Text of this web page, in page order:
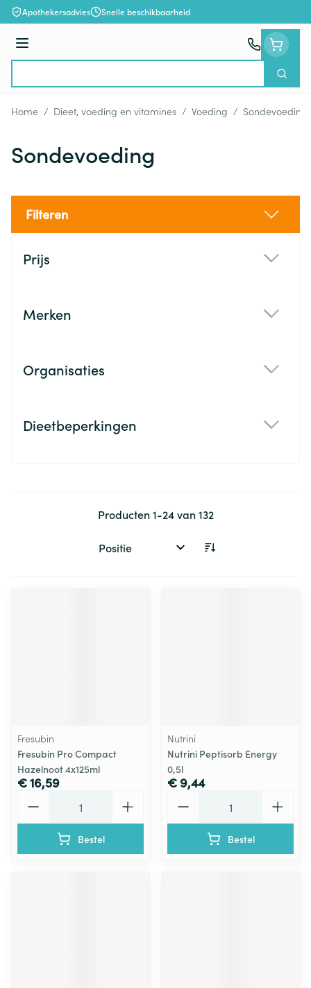
Ga naar de inhoud
Apothekersadvies Snelle beschikbaarheid
Menu
Zoek
Home / Dieet, voeding en vitamines / Voeding / Sondevoeding
Sondevoeding
Filteren
Prijs
Merken
Organisaties
Dieetbeperkingen
Producten1-24van132
Sorteer op:
Fresubin
Fresubin Pro Compact
Hazelnoot 4x125ml
€ 16,59
Bestel
Nutrini
Nutrini Peptisorb Energy
0,5l
€ 9,44
Bestel